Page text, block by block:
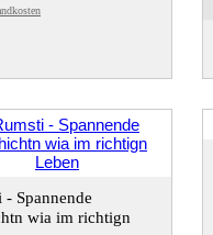
- Spannende
wia im richtign